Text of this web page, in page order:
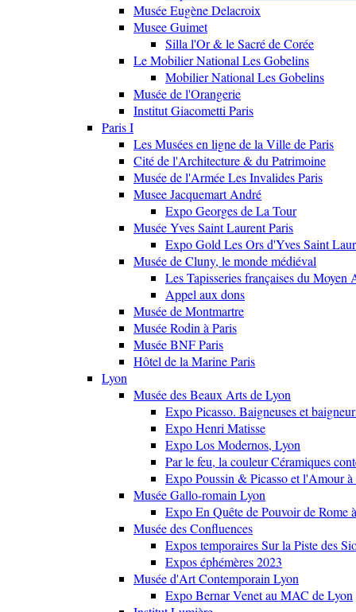
Musée Eugène Delacroix
Musee Guimet
Silla l'Or & le Sacré de Corée
Le Mobilier National Les Gobelins
Mobilier National Les Gobelins
Musée de l'Orangerie
Institut Giacometti Paris
Paris I
Les Musées en ligne de la Ville de Paris
Cité de l'Architecture & du Patrimoine
Musée de l'Armée Les Invalides Paris
Musee Jacquemart André
Expo Georges de La Tour
Musée Yves Saint Laurent Paris
Expo Gold Les Ors d'Yves Saint
Musée de Cluny, le monde médiéval
Les Tapisseries françaises du Moyen
Appel aux dons
Musée de Montmartre
Musée Rodin à Paris
Musée BNF Paris
Hôtel de la Marine Paris
Lyon
Musée des Beaux Arts de Lyon
Expo Picasso. Baigneuses et
Expo Henri Matisse
Expo Los Modernos, Lyon
Par le feu, la couleur Céramiques
Expo Poussin & Picasso et l'Amour
Musée Gallo-romain Lyon
Expo En Quête de Pouvoir de Rome
Musée des Confluences
Expos temporaires Sur la Piste des
Expos éphémères 2023
Musée d'Art Contemporain Lyon
Expo Bernar Venet au MAC de Lyon